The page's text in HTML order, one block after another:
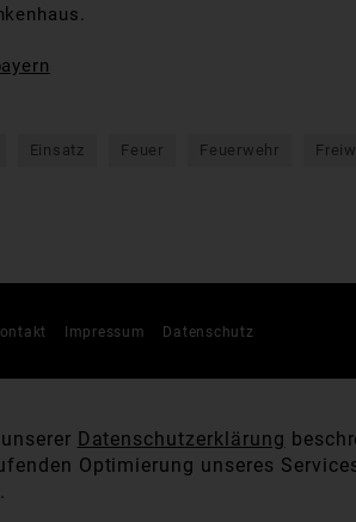
Einsatz Feuer Feuerwehr
Impressum Datenschutz
Datenschutzerklärung
Optimierung unseres